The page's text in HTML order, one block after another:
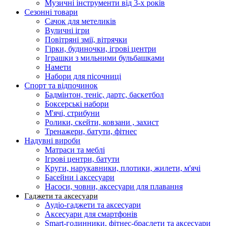
Музичні інструменти від 3-х років
Сезонні товари
Сачок для метеликів
Вуличні ігри
Повітряні змії, вітрячки
Гірки, будиночки, ігрові центри
Іграшки з мильними бульбашками
Намети
Набори для пісочниці
Спорт та відпочинок
Бадмінтон, теніс, дартс, баскетбол
Боксерські набори
М'ячі, стрибуни
Ролики, скейти, ковзани , захист
Тренажери, батути, фітнес
Надувні вироби
Матраси та меблі
Ігрові центри, батути
Круги, нарукавники, плотики, жилети, м'ячі
Басейни і аксесуари
Насоси, човни, аксесуари для плавання
Гаджети та аксесуари
Аудіо-гаджети та аксесуари
Аксесуари для смартфонів
Smart-годинники, фітнес-браслети та аксесуари